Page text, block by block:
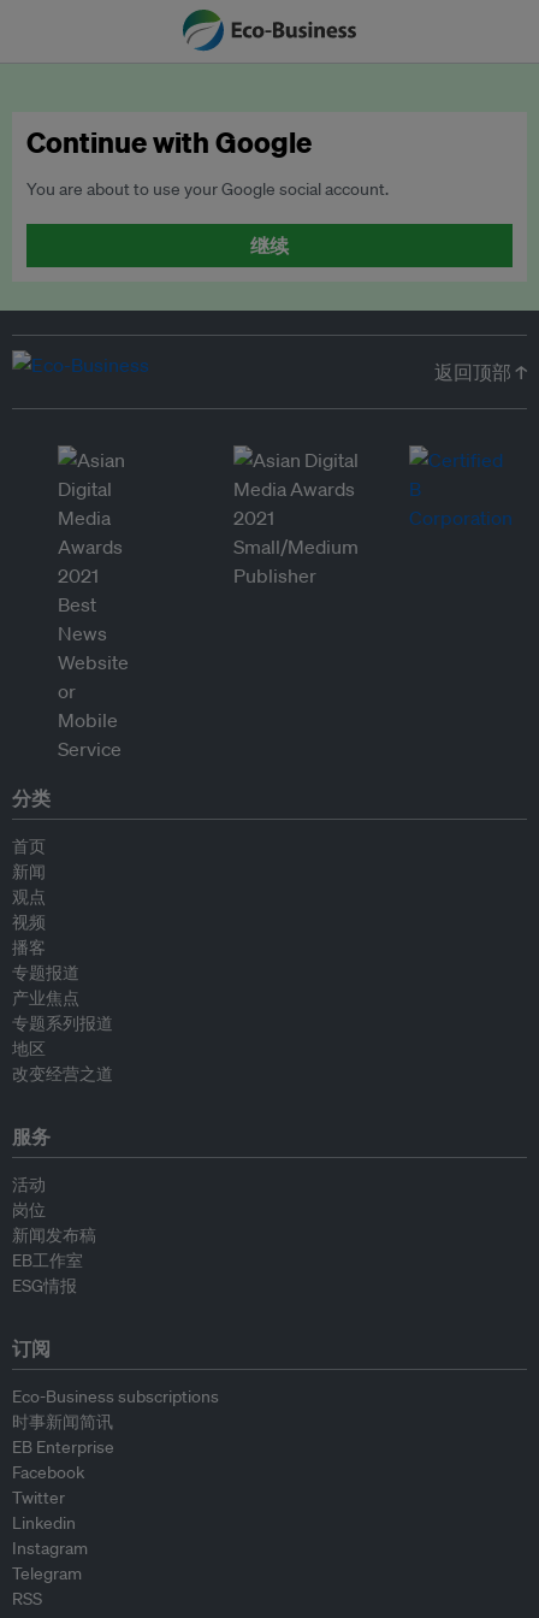
Continue with Google
You are about to use your Google social account.
继续
返回顶部 ↑
分类
首页
新闻
观点
视频
播客
专题报道
产业焦点
专题系列报道
地区
改变经营之道
服务
活动
岗位
新闻发布稿
EB工作室
ESG情报
订阅
Eco-Business subscriptions
时事新闻简讯
EB Enterprise
Facebook
Twitter
Linkedin
Instagram
Telegram
RSS